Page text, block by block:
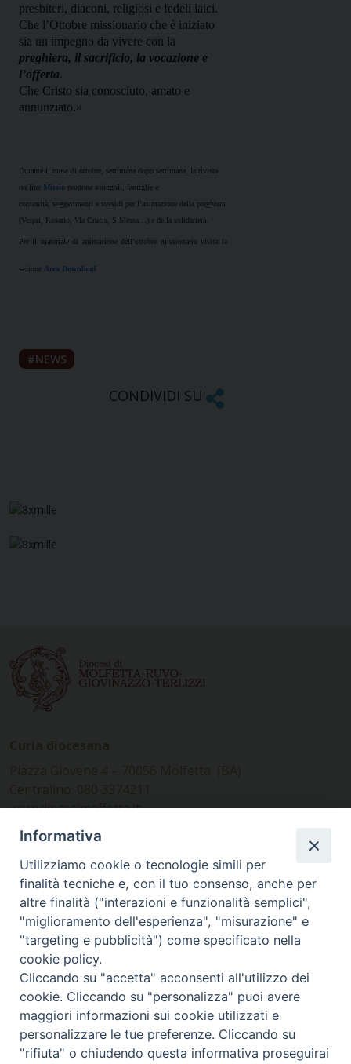
presbiteri, diaconi, religiosi e fedeli laici.
Che l’Ottobre missionario che è iniziato
sia un impegno da vivere con la
preghiera, il sacrificio, la vocazione e
l’offerta.
Che Cristo sia conosciuto, amato e
annunziato.»
Durante il mese di ottobre, settimana dopo settimana, la rivista
on line Missio propone a singoli, famiglie e
comunità, suggerimenti e sussidi per l’animazione della preghiera
(Vespri, Rosario, Via Crucis, S.Messa…) e della solidarietà.
Per il materiale di animazione dell’ottobre missionario visita la
sezione Area Download
NEWS
CONDIVIDI SU
www.diocesimolfetta.it –
diocesimolfetta@pec.chiesacattolica.it
Ufficio Comunicazioni sociali
Piazza Giovene 4 – 70056 Molfetta (BA)
comunicazionisociali@diocesimolfetta.it
SEGUICI SU
Facebook
Instagram
X YouTube
Feed
Privacy Policy - trasparenza
Informativa
Utilizziamo cookie o tecnologie simili per
finalità tecniche e, con il tuo consenso, anche per
altre finalità ("interazioni e funzionalità semplici",
"miglioramento dell'esperienza", "misurazione" e
"targeting e pubblicità") come specificato nella
cookie policy.
Cliccando su "accetta" acconsenti all'utilizzo dei
cookie. Cliccando su "personalizza" puoi avere
maggiori informazioni sui cookie utilizzati e
personalizzare le tue preferenze. Cliccando su
"rifiuta" o chiudendo questa informativa proseguirai